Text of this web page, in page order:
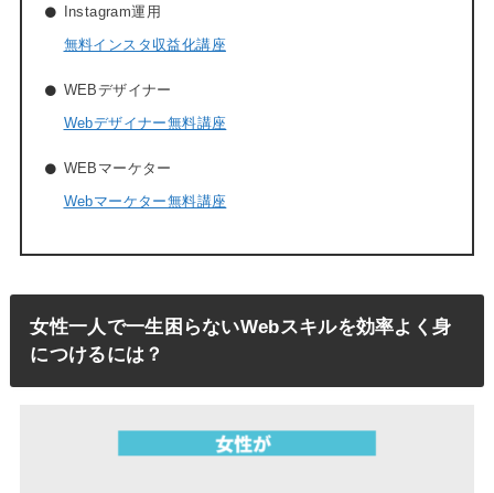
Instagram運用
無料インスタ収益化講座
WEBデザイナー
Webデザイナー無料講座
WEBマーケター
Webマーケター無料講座
女性一人で一生困らないWebスキルを効率よく身
につけるには？